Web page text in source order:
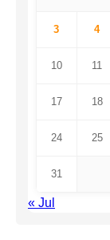
3 4
10 11
17 18
24 25
31
« Jul